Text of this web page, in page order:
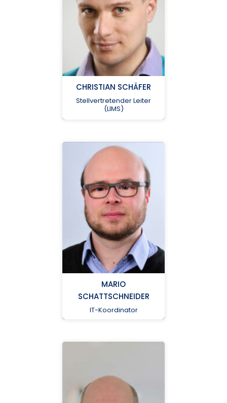
num-
lims@med.uni-
greifswald.de
Universitätsmedizin
CHRISTIAN SCHÄFER
Stellvertretender Leiter
(LIMS)
num-
lims@med.uni-
greifswald.de
Universitätsmedizin
MARIO
SCHATTSCHNEIDER
IT-Koordinator